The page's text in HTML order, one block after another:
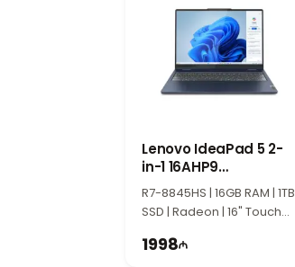
Lenovo IdeaPad 5 2-
in-1 16AHP9
83DS0055RK
R7-8845HS | 16GB RAM | 1TB
SSD | Radeon | 16" Touch
1998